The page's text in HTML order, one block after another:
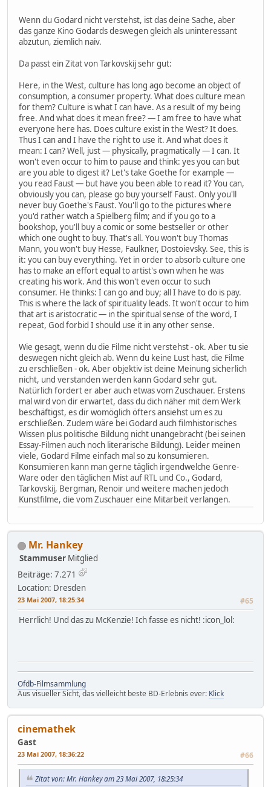
Wenn du Godard nicht verstehst, ist das deine Sache, aber
das ganze Kino Godards deswegen gleich als uninteressant
abzutun, ziemlich naiv.
Da passt ein Zitat von Tarkovskij sehr gut:
Here, in the West, culture has long ago become an object of
consumption, a consumer property. What does culture mean
for them? Culture is what I can have. As a result of my being
free. And what does it mean free? — I am free to have what
everyone here has. Does culture exist in the West? It does.
Thus I can and I have the right to use it. And what does it
mean: I can? Well, just — physically, pragmatically — I can. It
won't even occur to him to pause and think: yes you can but
are you able to digest it? Let's take Goethe for example —
you read Faust — but have you been able to read it? You can,
obviously you can, please go buy yourself Faust. Only you'll
never buy Goethe's Faust. You'll go to the pictures where
you'd rather watch a Spielberg film; and if you go to a
bookshop, you'll buy a comic or some bestseller or other
which one ought to buy. That's all. You won't buy Thomas
Mann, you won't buy Hesse, Faulkner, Dostoievsky. See, this is
it: you can buy everything. Yet in order to absorb culture one
has to make an effort equal to artist's own when he was
creating his work. And this won't even occur to such
consumer. He thinks: I can go and buy; all I have to do is pay.
This is where the lack of spirituality leads. It won't occur to him
that art is aristocratic — in the spiritual sense of the word, I
repeat, God forbid I should use it in any other sense.
Wie gesagt, wenn du die Filme nicht verstehst - ok. Aber tu sie
deswegen nicht gleich ab. Wenn du keine Lust hast, die Filme
zu erschließen - ok. Aber objektiv ist deine Meinung sicherlich
nicht, und verstanden werden kann Godard sehr gut.
Natürlich fordert er aber auch etwas vom Zuschauer. Erstens
mal wird von dir erwartet, dass du dich näher mit dem Werk
beschäftigst, es dir womöglich öfters ansiehst um es zu
erschließen. Zudem wäre bei Godard auch filmhistorisches
Wissen plus politische Bildung nicht unangebracht (bei seinen
Essay-Filmen auch noch literarische Bildung). Leider meinen
viele, Godard Filme einfach mal so zu konsumieren.
Konsumieren kann man gerne täglich irgendwelche Genre-
Ware oder den täglichen Mist auf RTL und Co., Godard,
Tarkovskij, Bergman, Renoir und weitere machen jedoch
Kunstfilme, die vom Zuschauer eine Mitarbeit verlangen.
Mr. Hankey
Stammuser Mitglied
Beiträge: 7.271
Location: Dresden
23 Mai 2007, 18:25:34 #65
Herrlich! Und das zu McKenzie! Ich fasse es nicht! :icon_lol:
Ofdb-Filmsammlung
Aus visueller Sicht, das vielleicht beste BD-Erlebnis ever: Klick
cinemathek
Gast
23 Mai 2007, 18:36:22 #66
Zitat von: Mr. Hankey am 23 Mai 2007, 18:25:34